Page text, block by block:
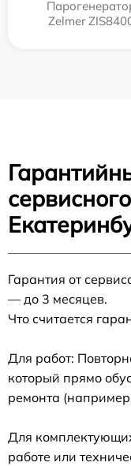
Zelmer
Гарантия от
— до 3 месяцев.
Что считается
Для работ:
который прямо
ремонта
Для
работе или